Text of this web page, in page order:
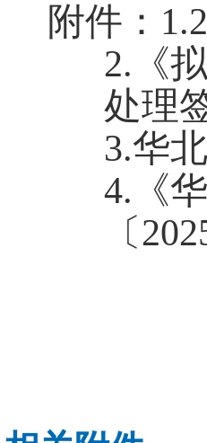
附件：
2. 《
处理
3.华
4. 《
〔